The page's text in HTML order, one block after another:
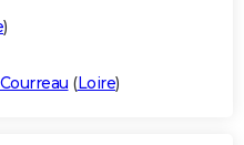
)
(Loire)